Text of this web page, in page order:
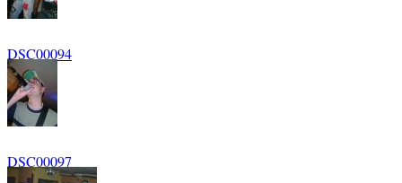
DSC00094
DSC00097